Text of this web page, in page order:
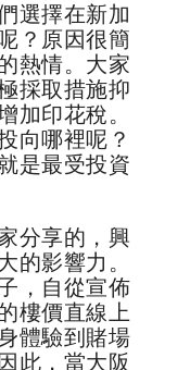
選擇在新加
？原因很簡
熱情。大家
採取措施抑
加印花稅。
向哪裡呢？
是最受投資
分享的，興
的影響力。
，自從宣佈
樓價直線上
體驗到賭場
此，當大阪